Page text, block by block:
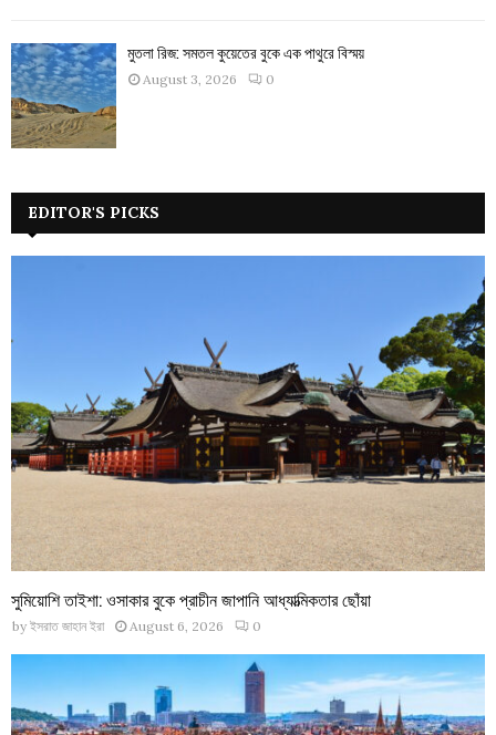
মুতলা রিজ: সমতল কুয়েতের বুকে এক পাথুরে বিস্ময়
August 3, 2026 0
EDITOR'S PICKS
সুমিয়োশি তাইশা: ওসাকার বুকে প্রাচীন জাপানি আধ্যাত্মিকতার ছোঁয়া
by ইসরাত জাহান ইরা August 6, 2026 0